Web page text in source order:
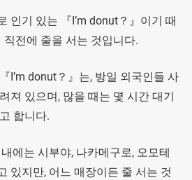
인기 있는 『I’m donut？』이기 때
직전에 줄을 서는 것입니다.
I’m donut？』는, 방일 외국인들 사
져 있으며, 많을 때는 몇 시간 대기
합니다.
에는 시부야, 나카메구로, 오모테
있지만, 어느 매장이든 줄 서는 것